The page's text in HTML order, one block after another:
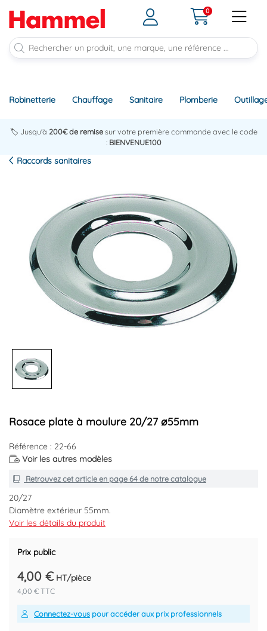
0
Robinetterie Chauffage Sanitaire Plomberie
🏷️ Jusqu'à 200€ de remisesur votre première commande avec le code
: BIENVENUE100
Raccords sanitaires
Rosace plate à moulure 20/27 ø55mm
Référence : 22-66
Voir les autres modèles
Retrouvez cet article en page 64de notre catalogue
20/27
Diamètre extérieur 55mm.
Voir les détails du produit
Prix public
4,00 € HT/pièce
4,00 € TTC
Connectez-vous pour accéder aux prix professionnels